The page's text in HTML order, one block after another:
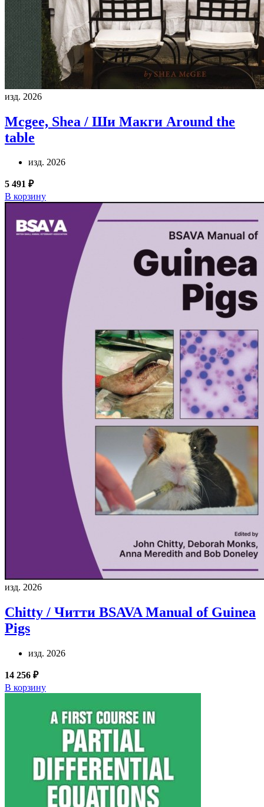
изд. 2026
Mcgee, Shea / Ши Макги Around the
table
изд. 2026
5 491 ₽
В корзину
изд. 2026
Chitty / Читти BSAVA Manual of Guinea
Pigs
изд. 2026
14 256 ₽
В корзину